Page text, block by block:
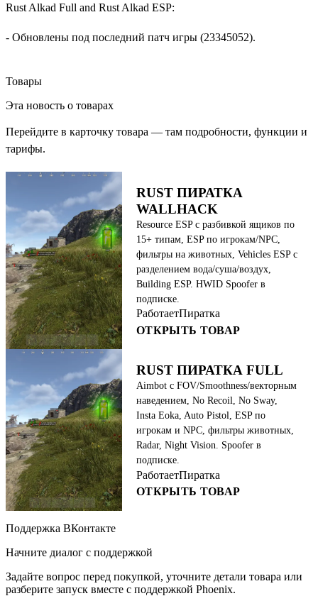
Rust Alkad Full and Rust Alkad ESP:
- Обновлены под последний патч игры (23345052).
Товары
Эта новость о товарах
Перейдите в карточку товара — там подробности, функции и
тарифы.
RUST ПИРАТКА
WALLHACK
Resource ESP с разбивкой ящиков по
15+ типам, ESP по игрокам/NPC,
фильтры на животных, Vehicles ESP с
разделением вода/суша/воздух,
Building ESP. HWID Spoofer в
подписке.
РаботаетПиратка
ОТКРЫТЬ ТОВАР
RUST ПИРАТКА FULL
Aimbot с FOV/Smoothness/векторным
наведением, No Recoil, No Sway,
Insta Eoka, Auto Pistol, ESP по
игрокам и NPC, фильтры животных,
Radar, Night Vision. Spoofer в
подписке.
РаботаетПиратка
ОТКРЫТЬ ТОВАР
Поддержка ВКонтакте
Начните диалог с поддержкой
Задайте вопрос перед покупкой, уточните детали товара или
разберите запуск вместе с поддержкой Phoenix.